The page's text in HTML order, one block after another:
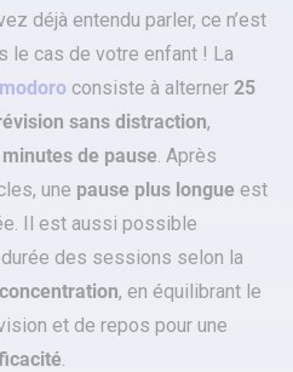
déjà entendu parler, ce n’est
le cas de votre enfant ! La
consiste à alterner 25
sans distraction,
minutes de pause. Après
une pause plus longue est
Il est aussi possible
des sessions selon la
, en équilibrant le
et de repos pour une
.